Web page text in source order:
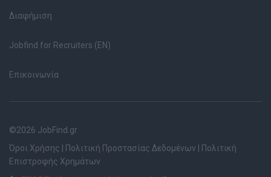
Διαφήμιση
Jobfind for Recruiters (EN)
Επικοινωνία
©2026 JobFind.gr
Όροι Χρήσης
Πολιτική Προστασίας Δεδομένων
Πολιτική
Επιστροφής Χρημάτων